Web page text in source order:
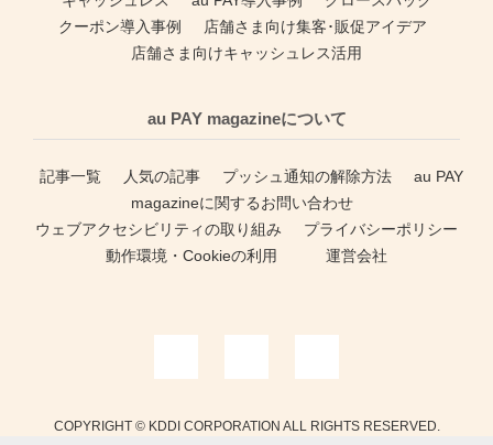
クーポン導入事例
店舗さま向け集客･販促アイデア
店舗さま向けキャッシュレス活用
au PAY magazineについて
記事一覧 人気の記事 プッシュ通知の解除方法
au PAY
magazineに関するお問い合わせ
ウェブアクセシビリティの取り組み
プライバシーポリシー
動作環境・Cookieの利用
運営会社
COPYRIGHT © KDDI CORPORATION ALL RIGHTS RESERVED.